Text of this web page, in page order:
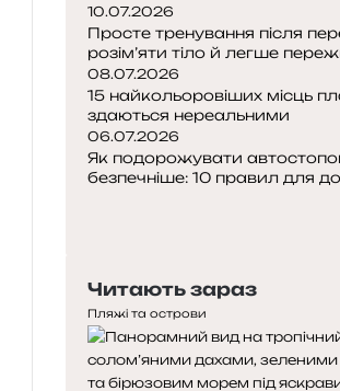
10.07.2026
Просте тренування після
розім’яти тіло й легше
08.07.2026
15 найкольоровіших місць
здаються нереальними
06.07.2026
Як подорожувати
безпечніше: 10 правил для
Читають зараз
Пляжі та острови